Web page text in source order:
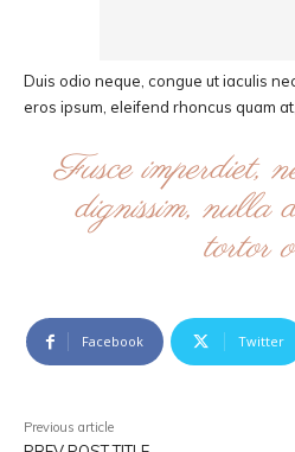
Duis odio neque, congue ut iaculis
eros ipsum, eleifend rhoncus quam
Fusce imperdiet,
dignissim, nulla
tortor
Facebook Twitter
Previous article